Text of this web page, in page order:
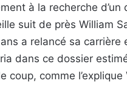
à la recherche
suit de près William
a relancé sa carrière
dans ce dossier
coup, comme